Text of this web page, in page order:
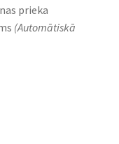
prieka
(Automātiskā